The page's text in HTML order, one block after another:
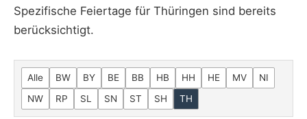
Spezifische Feiertage für Thüringen sind bereits
berücksichtigt.
Alle BW BY BE BB HB HH HE MV
NI
NW
RP SL SN ST SH TH